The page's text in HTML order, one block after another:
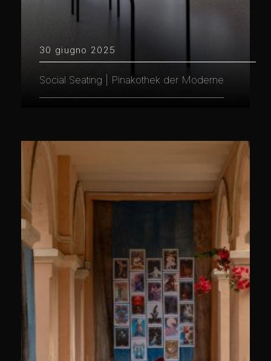
30 giugno 2025
Social Seating | Pinakothek der Moderne